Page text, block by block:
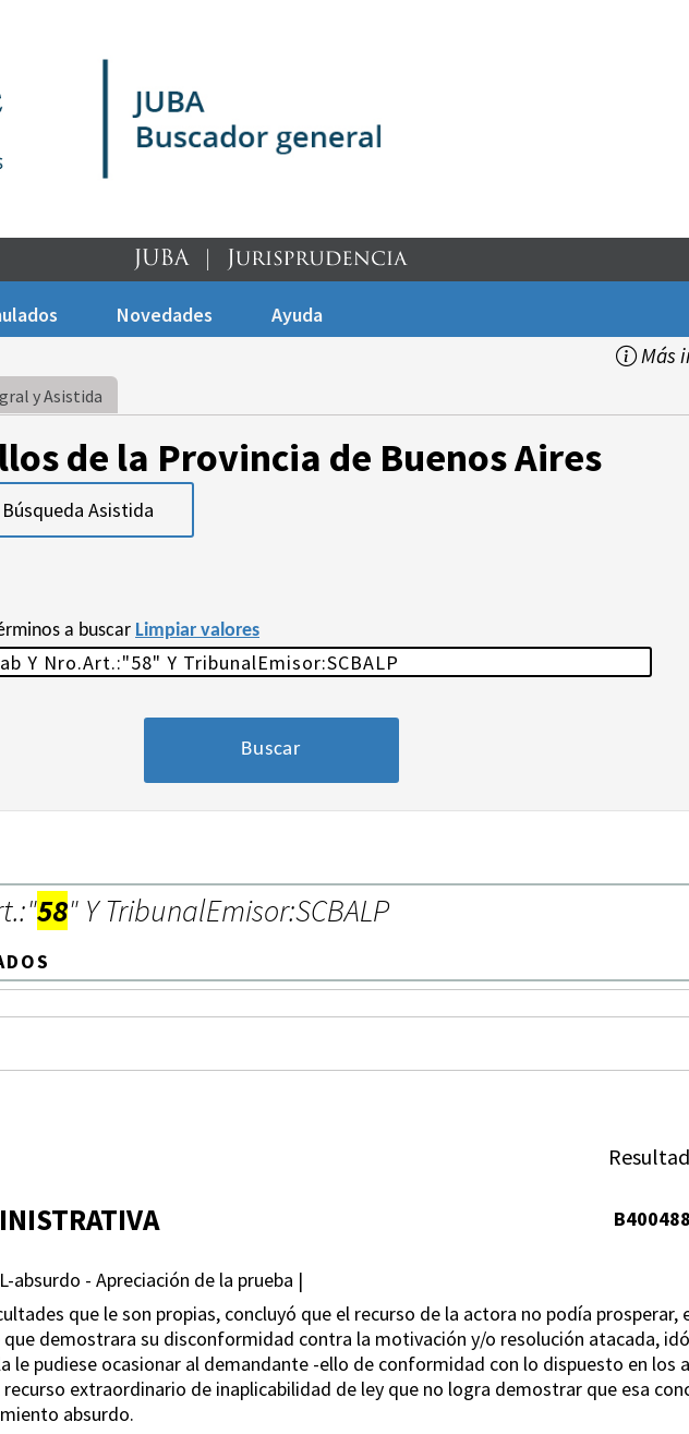
Novedades Ayuda
Más
y Asistida
de la Provincia de Buenos Aires
Búsqueda Asistida
a buscar Limpiar valores
58" Y TribunalEmisor:SCBALP
absurdo - Apreciación de la prueba |
que le son propias, concluyó que el recurso de la actora no podía prosperar,
demostrara su disconformidad contra la motivación y/o resolución atacada,
le pudiese ocasionar al demandante -ello de conformidad con lo dispuesto en los
recurso extraordinario de inaplicabilidad de ley que no logra demostrar que esa
absurdo.